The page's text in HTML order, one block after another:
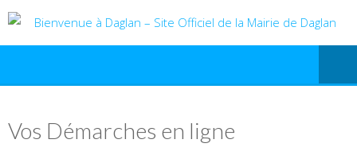
Vos Démarches en ligne